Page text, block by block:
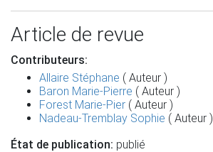
Article de revue
Contributeurs:
Allaire Stéphane ( Auteur )
Baron Marie-Pierre ( Auteur )
Forest Marie-Pier ( Auteur )
Nadeau-Tremblay Sophie ( Auteur )
État de publication: publié